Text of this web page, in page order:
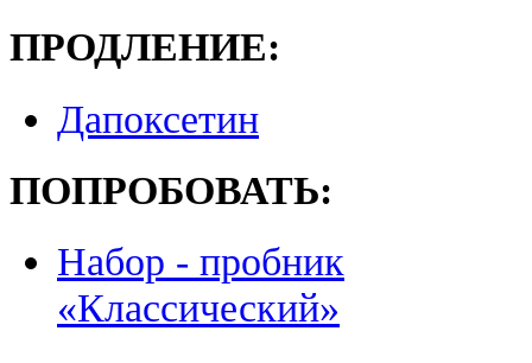
ПРОДЛЕНИЕ:
Дапоксетин
ПОПРОБОВАТЬ:
Набор - пробник
«Классический»